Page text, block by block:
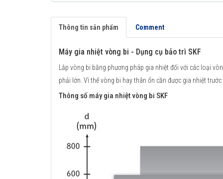
Thông tin sản phẩm Comment
Máy gia nhiệt vòng bi - Dụng cụ bảo trì SKF
Lắp vòng bi bằng phương pháp gia nhiệt đối với các loại
phải lớn. Vì thế vòng bi hay thân ổn cần được gia nhiệt trước
Thông số máy gia nhiệt vòng bi SKF